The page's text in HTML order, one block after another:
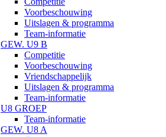
Voorbeschouwing
Uitslagen & programma
Team-informatie
GEW. U9 B
Competitie
Voorbeschouwing
Vriendschappelijk
Uitslagen & programma
Team-informatie
U8 GROEP
Team-informatie
GEW. U8 A